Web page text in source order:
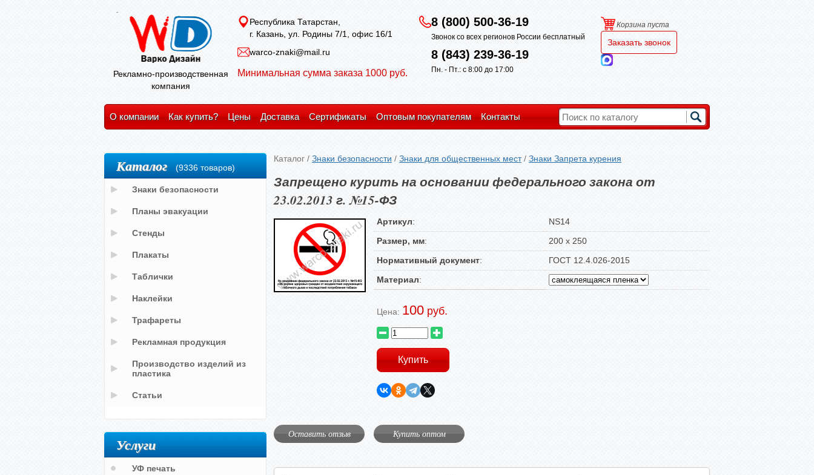
Рекламно-производственная
компания
Республика Татарстан,
г. Казань, ул. Родины 7/1, офис 16/1
warco-znaki@mail.ru
Минимальная сумма заказа 1000 руб.
8 (800) 500-36-19
Звонок со всех регионов России бесплатный
8 (843) 239-36-19
Пн. - Пт.: с 8:00 до 17:00
Корзина пуста
Заказать звонок
О компании Как купить? Цены Доставка Сертификаты Оптовым покупателям Контакты
Каталог / Знаки безопасности / Знаки для общественных мест/ Знаки Запрета курения
Запрещено курить на основании федерального закона от
23.02.2013 г. №15-ФЗ
Артикул:
NS14
Размер, мм:
200 х 250
Нормативный документ:
ГОСТ 12.4.026-2015
Материал:
Цена: 100 руб.
Оставить отзыв Купить оптом
Каталог (9336 товаров)
Знаки безопасности
Планы эвакуации
Стенды
Плакаты
Таблички
Наклейки
Трафареты
Рекламная продукция
Производство изделий из
пластика
Статьи
Услуги
УФ печать